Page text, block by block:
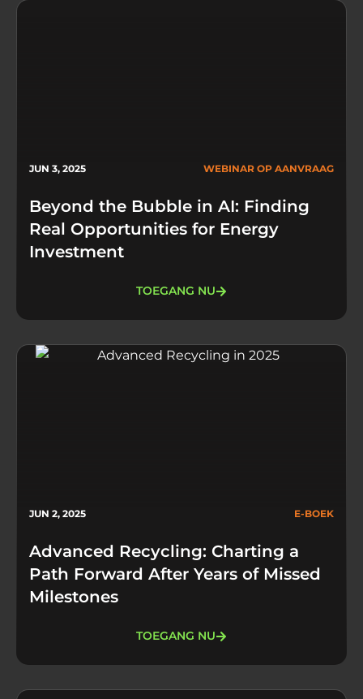
JUN 3, 2025 WEBINAR OP AANVRAAG
Beyond the Bubble in AI: Finding
Real Opportunities for Energy
Investment
TOEGANG NU
JUN 2, 2025 E-BOEK
Advanced Recycling: Charting a
Path Forward After Years of Missed
Milestones
TOEGANG NU